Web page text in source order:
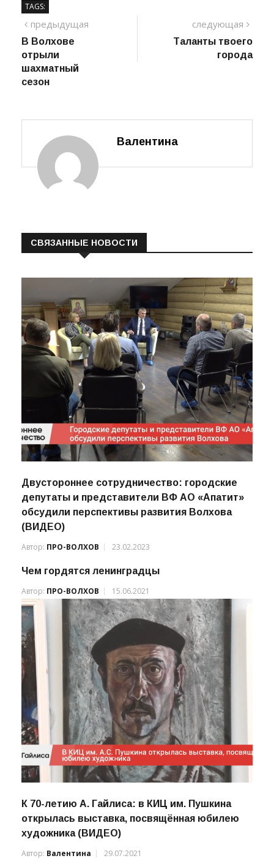
TAGS:
Навигация
по
записям
предыдущая
В Волхове
отрыли
шахматный
сезон
следующая
пост
Таланты твоего
города
Валентина
СВЯЗАННЫЕ НОВОСТИ
Двустороннее сотрудничество: городские
депутаты и представители ВФ АО «Апатит»
обсудили перспективы развития Волхова
(ВИДЕО)
Автор: ПРО-ВОЛХОВ 23.02.2023
Чем гордятся ленинградцы
Автор: ПРО-ВОЛХОВ 15.06.2021
К 70-летию А. Гайлиса: в КИЦ им. Пушкина
открылась выставка, посвящённая юбилею
художника (ВИДЕО)
Автор: Валентина 29.07.2021